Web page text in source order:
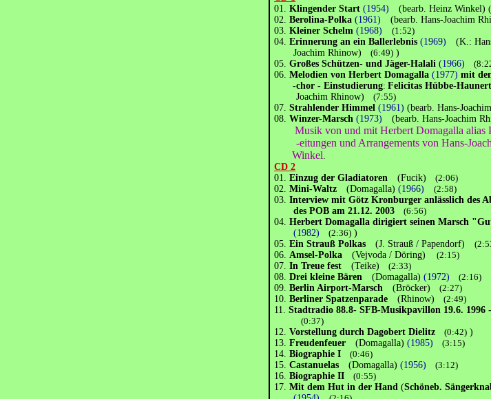
01.Klingender Start(1954)(bearb. Heinz Winkel)
02.Berolina-Polka(1961)(bearb. Hans-Joachim
03.Kleiner Schelm(1968)(1:52)
04.Erinnerung an ein Ballerlebnis(1969)(K.:
Joachim Rhinow) (6:49) )
05.Großes Schützen- und Jäger-Halali(1966)
06. Melodien von Herbert Domagalla(1977) mit
-chor - Einstudierung:Felicitas Hübbe-
Joachim Rhinow) (7:55)
07.Strahlender Himmel(1961) (bearb. Hans-
08.Winzer-Marsch(1973)(bearb. Hans-Joachim
Musik von und mit Herbert Domagalla alias
-eitungen und Arrangements von Hans-
Winkel
CD 2
01. Einzug der Gladiatoren(Fucik) (2:06)
02.Mini-Waltz(Domagalla)(1966)
(2:58)
03.Interview mit Götz Kronburger anlässlich des
des POB am 21.12. 2003 (6:56)
04.Herbert Domagalla dirigiert seinen Marsch
(1982) (2:36) )
05.Ein Strauß Polkas (J. Strauß / Papendorf)
06.Amsel-Polka(Vejvoda / Döring) (2:15)
07. In Treue fest(Teike) (2:33)
08.Drei kleine Bären(Domagalla)(1972) (2:16)
09.Berlin Airport-Marsch(Bröcker) (2:27)
10.Berliner Spatzenparade(Rhinow) (2:49)
11.Stadtradio 88.8- SFB-Musikpavillon 19.6.
(0:37)
12.Vorstellung durch Dagobert Dielitz (0:42) )
13.Freudenfeuer(Domagalla)(1985) (3:15)
14.Biographie I
(0:46)
15.Castanuelas (Domagalla)(1956) (3:12)
16.Biographie II (0:55)
17. Mit dem Hut in der Hand (Schöneb.